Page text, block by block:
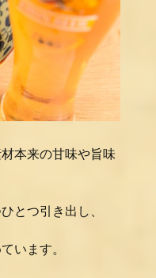
本来の甘味や旨味
とつ引き出し、
います。